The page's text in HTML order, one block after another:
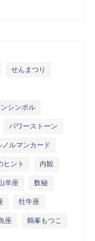
せんまつり
シンボル
パワーストーン
ノルマンカード
ヒント 内観
羊座 数秘
牡牛座
座 鶴峯もつこ